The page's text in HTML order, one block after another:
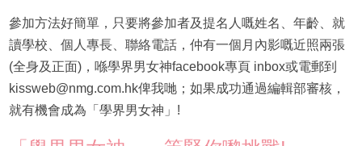
參加方法好簡單，只要將參加者及提名人嘅姓名、年齡、就
讀學校、個人專長、聯絡電話，仲有一個月內影嘅近照兩張
(全身及正面)，喺學界男女神facebook專頁 inbox或電郵到
kissweb@nmg.com.hk俾我哋；如果成功通過編輯部審核，
就有機會成為「學界男女神」!